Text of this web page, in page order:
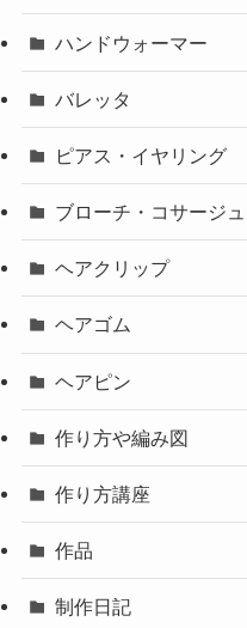
ハンドウォーマー
バレッタ
ピアス・イヤリング
ブローチ・コサージュ
ヘアクリップ
ヘアゴム
ヘアピン
作り方や編み図
作り方講座
作品
制作日記